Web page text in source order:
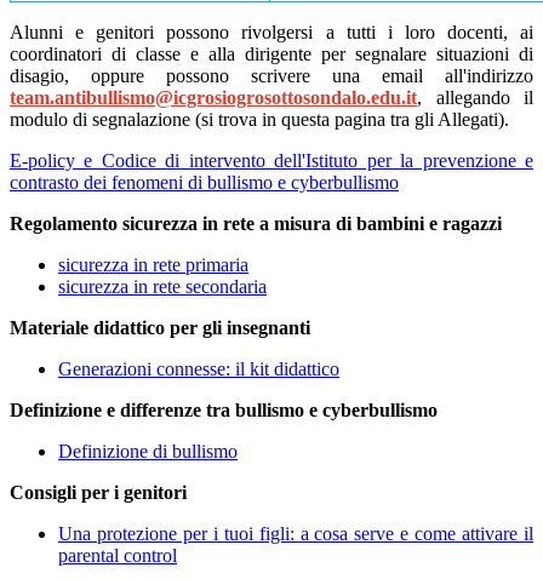
Alunni e genitori possono rivolgersi a tutti i loro docenti, ai
coordinatori di classe e alla dirigente per segnalare situazioni di
disagio, oppure possono scrivere una email all'indirizzo
team.antibullismo@icgrosiogrosottosondalo.edu.it,
allegando il
modulo di segnalazione (si trova in questa pagina tra gli Allegati).
E-policy e Codice di intervento dell'Istituto per la prevenzione e
contrasto dei fenomeni di bullismo e cyberbullismo
Regolamento sicurezza in rete a misura di bambini e ragazzi
sicurezza in rete primaria
sicurezza in rete secondaria
Materiale didattico per gli insegnanti
Generazioni connesse: il kit didattico
Definizione e differenze tra bullismo e cyberbullismo
Definizione di bullismo
Consigli per i genitori
Una protezione per i tuoi figli: a cosa serve e come attivare il
parental control